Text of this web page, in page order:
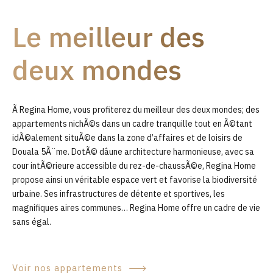
0
Le meilleur des
deux mondes
Ã Regina Home, vous profiterez du meilleur des deux mondes; des
appartements nichÃ©s dans un cadre tranquille tout en Ã©tant
idÃ©alement situÃ©e dans la zone d’affaires et de loisirs de
Douala 5Ã¨me. DotÃ© dâune architecture harmonieuse, avec sa
cour intÃ©rieure accessible du rez-de-chaussÃ©e, Regina Home
propose ainsi un véritable espace vert et favorise la biodiversité
urbaine. Ses infrastructures de détente et sportives, les
magnifiques aires communes… Regina Home offre un cadre de vie
sans égal.
Voir nos appartements